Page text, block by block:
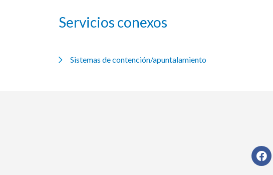
Servicios conexos
Sistemas de contención/apuntalamiento